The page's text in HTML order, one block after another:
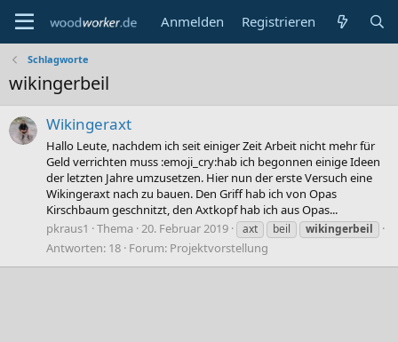
Anmelden Registrieren
Schlagworte
wikingerbeil
Wikingeraxt
Hallo Leute, nachdem ich seit einiger Zeit Arbeit nicht mehr für
Geld verrichten muss :emoji_cry:hab ich begonnen einige Ideen
der letzten Jahre umzusetzen. Hier nun der erste Versuch eine
Wikingeraxt nach zu bauen. Den Griff hab ich von Opas
Kirschbaum geschnitzt, den Axtkopf hab ich aus Opas...
pkraus1
Thema 20. Februar 2019 axt beil wikingerbeil
Antworten: 18 Forum: Projektvorstellung